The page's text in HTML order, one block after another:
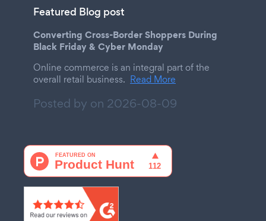
Featured Blog post
Converting Cross-Border Shoppers During
Black Friday & Cyber Monday
Online commerce is an integral part of the
overall retail business. Read More
Posted by on 2026-08-09